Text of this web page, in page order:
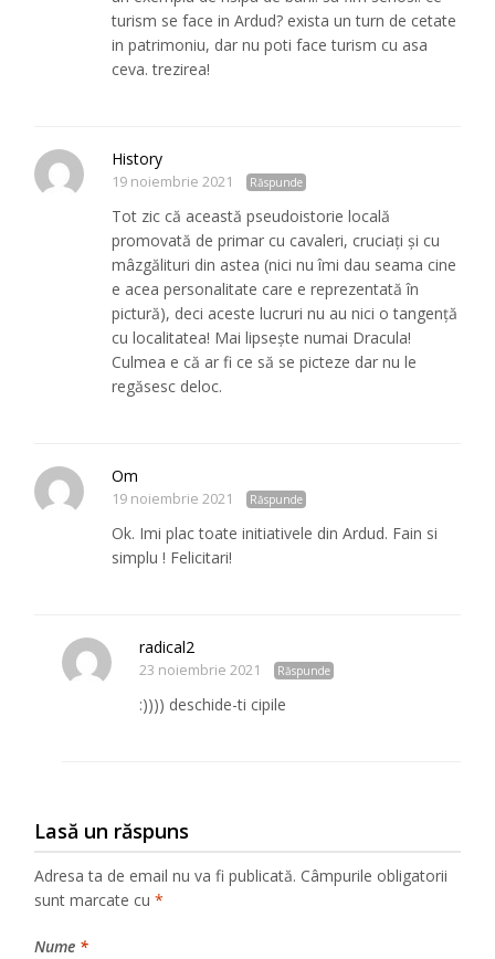
turism se face in Ardud? exista un turn de cetate
in patrimoniu, dar nu poti face turism cu asa
ceva. trezirea!
History
19 noiembrie 2021 Răspunde
Tot zic că această pseudoistorie locală
promovată de primar cu cavaleri, cruciați și cu
mâzgălituri din astea (nici nu îmi dau seama cine
e acea personalitate care e reprezentată în
pictură), deci aceste lucruri nu au nici o tangență
cu localitatea! Mai lipsește numai Dracula!
Culmea e că ar fi ce să se picteze dar nu le
regăsesc deloc.
Om
19 noiembrie 2021 Răspunde
Ok. Imi plac toate initiativele din Ardud. Fain si
simplu ! Felicitari!
radical2
23 noiembrie 2021 Răspunde
:)))) deschide-ti cipile
Lasă un răspuns
Adresa ta de email nu va fi publicată. Câmpurile obligatorii
sunt marcate cu*
Nume *